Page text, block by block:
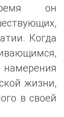
он
Когда
жизни,
в своей